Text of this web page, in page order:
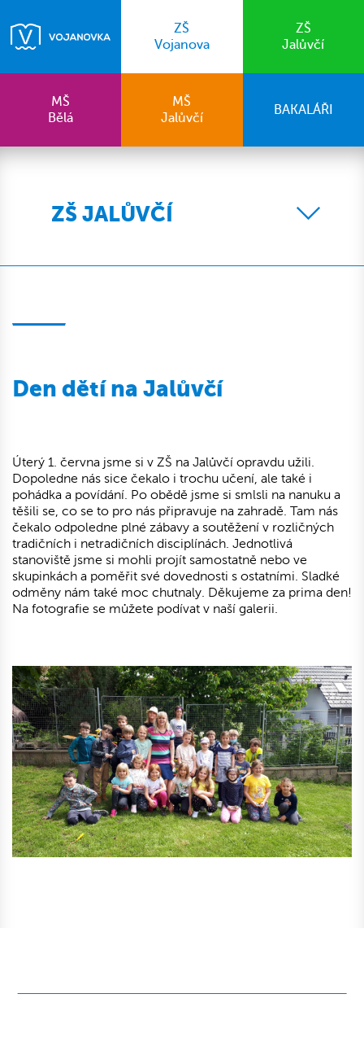
ZŠ
Vojanova
ZŠ
Jalůvčí
MŠ
Bělá
MŠ
Jalůvčí
BAKALÁŘI
ZŠ JALŮVČÍ
Den dětí na Jalůvčí
Úterý 1. června jsme si v ZŠ na Jalůvčí opravdu užili.
Dopoledne nás sice čekalo i trochu učení, ale také i
pohádka a povídání. Po obědě jsme si smlsli na nanuku a
těšili se, co se to pro nás připravuje na zahradě. Tam nás
čekalo odpoledne plné zábavy a soutěžení v rozličných
tradičních i netradičních disciplínách. Jednotlivá
stanoviště jsme si mohli projít samostatně nebo ve
skupinkách a poměřit své dovednosti s ostatními. Sladké
odměny nám také moc chutnaly. Děkujeme za prima den!
Na fotografie se můžete podívat v naší galerii.